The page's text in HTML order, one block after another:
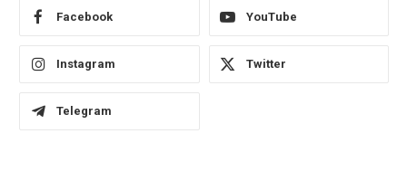
Facebook YouTube
Instagram Twitter
Telegram